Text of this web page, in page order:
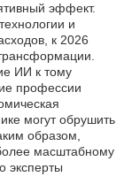
эффект.
и
к 2026
ИИ к тому
профессии
могут обрушить
образом,
масштабному
эксперты